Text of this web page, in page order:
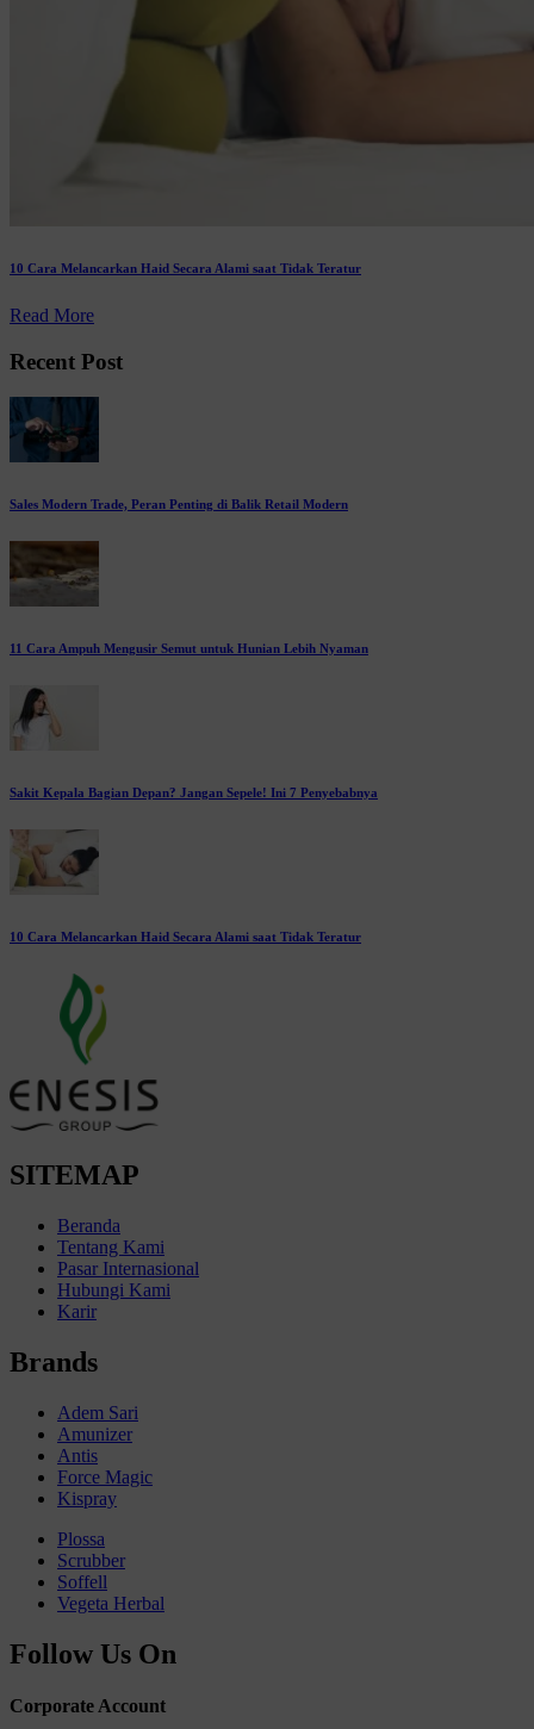
10 Cara Melancarkan Haid Secara Alami saat Tidak Teratur
Read More
Recent Post
Sales Modern Trade, Peran Penting di Balik Retail Modern
11 Cara Ampuh Mengusir Semut untuk Hunian Lebih Nyaman
Sakit Kepala Bagian Depan? Jangan Sepele! Ini 7 Penyebabnya
10 Cara Melancarkan Haid Secara Alami saat Tidak Teratur
SITEMAP
Beranda
Tentang Kami
Pasar Internasional
Hubungi Kami
Karir
Brands
Adem Sari
Amunizer
Antis
Force Magic
Kispray
Plossa
Scrubber
Soffell
Vegeta Herbal
Follow Us On
Corporate Account